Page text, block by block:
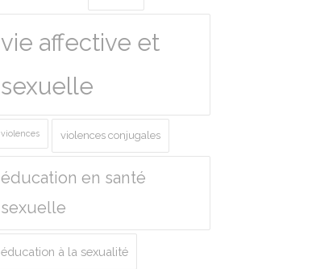
vie affective et
sexuelle
violences violences conjugales
éducation en santé
sexuelle
éducation à la sexualité